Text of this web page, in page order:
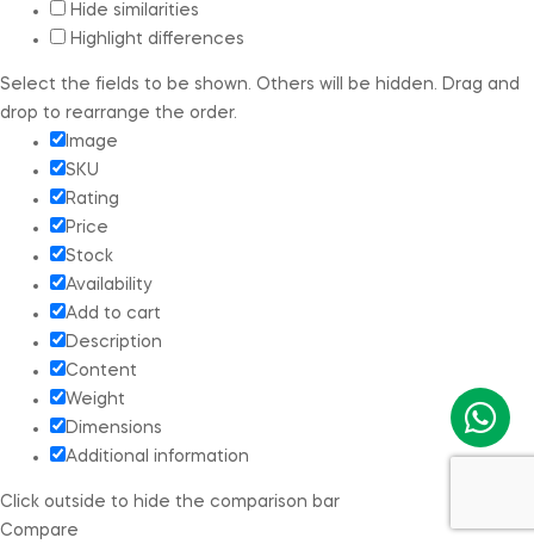
Hide similarities
Highlight differences
Select the fields to be shown. Others will be hidden. Drag and
drop to rearrange the order.
Image
SKU
Rating
Price
Stock
Availability
Add to cart
Description
Content
Weight
Dimensions
Additional information
Click outside to hide the comparison bar
Compare